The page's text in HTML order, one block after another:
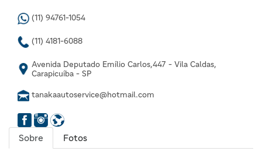
(11) 94761-1054
(11) 4181-6088
Avenida Deputado Emílio Carlos,447 - Vila Caldas,
Carapicuíba - SP
tanakaautoservice@hotmail.com
Sobre Fotos